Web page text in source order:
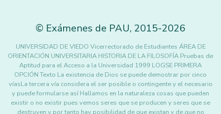
© Exámenes de PAU, 2015-2026
UNIVERSIDAD DE VIEDO Vicerrectorado de Estudiantes ÁREA DE
ORIENTACIÓN UNIVERSITARIA HISTORIA DE LA FILOSOFÍA Pruebas de
Aptitud para el Acceso a la Universidad 1999 LOGSE PRIMERA
OPCIÓN Texto La existencia de Dios se puede demostrar por cinco
víasLa tercera vía considera el ser posible o contingente y el necesario
y puede formularse así Hallamos en la naturaleza cosas que pueden
existir o no existir pues vemos seres que se producen y seres que se
destruyen y por tanto hay posibilidad de que existan y de que no